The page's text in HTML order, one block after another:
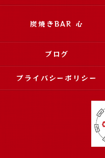
炭焼きBAR 心
ブログ
プライバシーポリシー